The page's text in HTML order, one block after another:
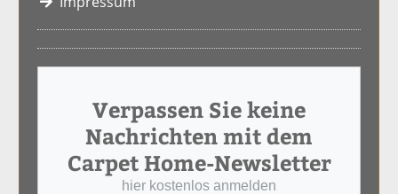
Verpassen Sie keine
Nachrichten mit dem
Carpet Home-Newsletter
hier kostenlos anmelden